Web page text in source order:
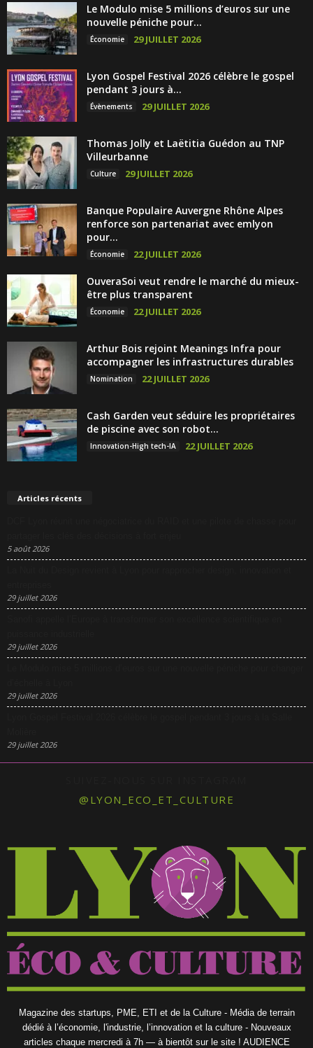
Le Modulo mise 5 millions d’euros sur une
nouvelle péniche pour...
Économie 29 JUILLET 2026
Lyon Gospel Festival 2026 célèbre le gospel
pendant 3 jours à...
Évènements 29 JUILLET 2026
Thomas Jolly et Laëtitia Guédon au TNP
Villeurbanne
Culture 29 JUILLET 2026
Banque Populaire Auvergne Rhône Alpes
renforce son partenariat avec emlyon
pour...
Économie 22 JUILLET 2026
OuveraSoi veut rendre le marché du mieux-
être plus transparent
Économie 22 JUILLET 2026
Arthur Bois rejoint Meanings Infra pour
accompagner les infrastructures durables
Nomination 22 JUILLET 2026
Cash Garden veut séduire les propriétaires
de piscine avec son robot...
Innovation-High tech-IA 22 JUILLET 2026
Articles récents
5 août 2026
29 juillet 2026
29 juillet 2026
29 juillet 2026
29 juillet 2026
@LYON_ECO_ET_CULTURE
Magazine des startups, PME, ETI et de la Culture - Média de terrain
dédié à l’économie, l'industrie, l’innovation et la culture - Nouveaux
articles chaque mercredi à 7h — à bientôt sur le site ! AUDIENCE